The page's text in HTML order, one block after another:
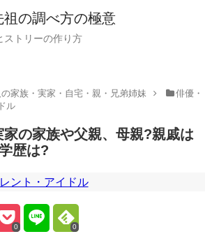
の調べ方の極意
ストリーの作り方
家族・実家・自宅・親・兄弟姉妹
俳優・
ル
の家族や父親、母親?親戚は
歴は?
ント・アイドル
0 0